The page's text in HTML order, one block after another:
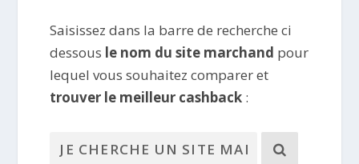
Saisissez dans la barre de recherche ci
dessous le nom du site marchand pour
lequel vous souhaitez comparer et
trouver le meilleur cashback :